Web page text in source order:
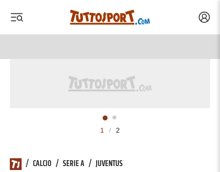
1 / 2
/ CALCIO / SERIE A / JUVENTUS